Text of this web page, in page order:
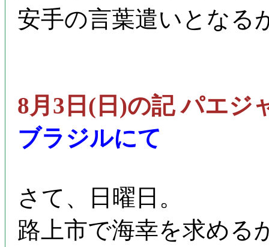
安手の言葉遣いとなる
8月3日(日)の記 パエジ
ブラジルにて
さて、日曜日。
路上市で海幸を求める